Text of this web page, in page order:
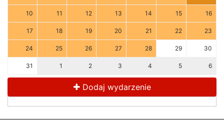
10 11 12 13 14 15 16
17 18 19 20 21 22 23
24 25 26 27 28 29 30
31 1 2 3 4 5 6
Dodaj wydarzenie